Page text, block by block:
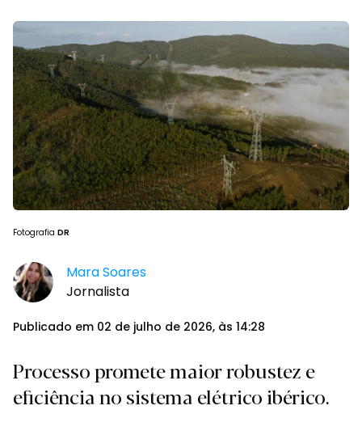
Fotografia DR
Mara Soares
Jornalista
Publicado em 02 de julho de 2026, às 14:28
Processo promete maior robustez e
eficiência no sistema elétrico ibérico.